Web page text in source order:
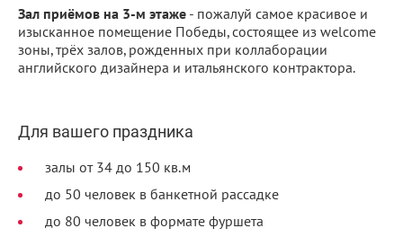
Зал приёмов на 3-м этаже - пожалуй самое красивое и
изысканное помещение Победы, состоящее из welcome
зоны, трёх залов, рожденных при коллаборации
английского дизайнера и итальянского контрактора.
Для вашего праздника
залы от 34 до 150 кв.м
до 50 человек в банкетной рассадке
до 80 человек в формате фуршета